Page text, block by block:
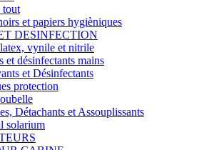
tout
et papiers hygièniques
DESINFECTION
vynile et nitrile
et désinfectants mains
et Désinfectants
protection
Détachants et Assouplissants
solarium